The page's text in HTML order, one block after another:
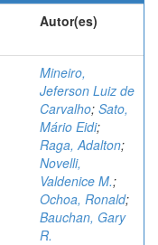
Autor(es)
Mineiro,
Jeferson Luiz de
Carvalho; Sato,
Mário Eidi;
Raga, Adalton;
Novelli,
Valdenice M.;
Ochoa, Ronald;
Bauchan, Gary
R.